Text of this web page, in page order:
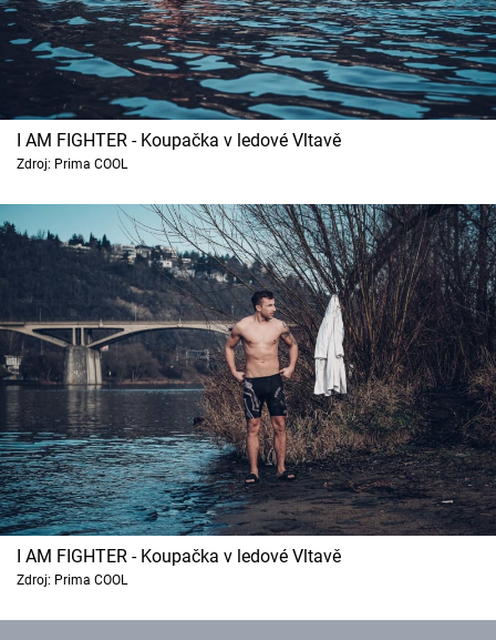
I AM FIGHTER - Koupačka v ledové Vltavě
Zdroj: Prima COOL
I AM FIGHTER - Koupačka v ledové Vltavě
Zdroj: Prima COOL